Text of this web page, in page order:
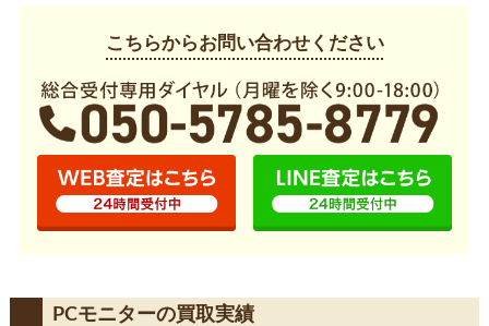
こちらからお問い合わせください
PCモニターの買取実績